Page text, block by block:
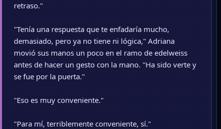
retraso."
"Tenía una respuesta que te enfadaría mucho,
demasiado, pero ya no tiene ni lógica," Adriana
movió sus manos un poco en el ramo de edelweiss
antes de hacer un gesto con la mano. "Ha sido verte y
se fue por la puerta."
"Eso es muy conveniente."
"Para mí, terriblemente conveniente, sí."